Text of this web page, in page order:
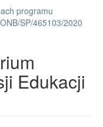
programu
SP/465103/2020
Edukacji